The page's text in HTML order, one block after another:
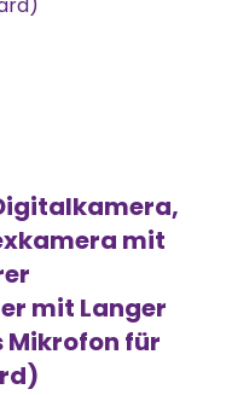
mit
mit Langer
Mikrofon für